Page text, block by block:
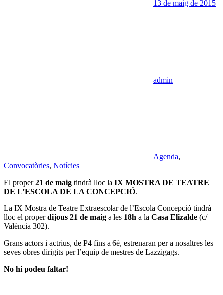
13 de maig de 2015
admin
Agenda,
Convocatòries, Notícies
El proper21 de maig tindrà lloc la IX MOSTRA DE TEATRE
DE L’ESCOLA DE LA CONCEPCIÓ.
La IX Mostra de Teatre Extraescolar de l’Escola Concepció tindrà
lloc el properdijous 21 de maig a les 18h a la Casa Elizalde (c/
València 302).
Grans actors i actrius, de P4 fins a 6è, estrenaran per a nosaltres les
seves obres dirigits per l’equip de mestres de Lazzigags.
No hi podeu faltar!